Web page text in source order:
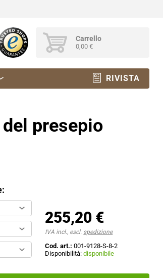
Carrello
0,00 €
RIVISTA
presepio
255,20 €
IVA incl., escl. spedizione
Cod. art.: 001-9128-S-8-2
Disponibilità:disponibile